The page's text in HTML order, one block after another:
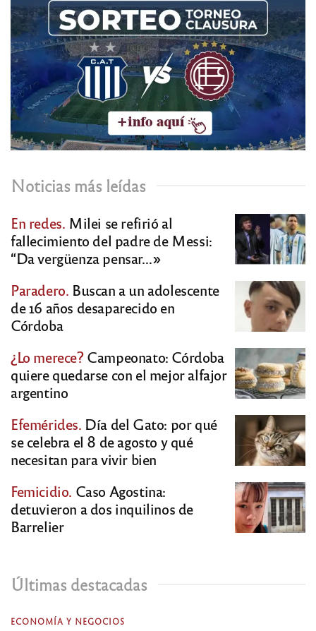
Noticias más leídas
En redes. Milei se refirió al
fallecimiento del padre de Messi:
“Da vergüenza pensar…»
Paradero. Buscan a un adolescente
de 16 años desaparecido en
Córdoba
¿Lo merece?Campeonato: Córdoba
quiere quedarse con el mejor alfajor
argentino
Efemérides. Día del Gato: por qué
se celebra el 8 de agosto y qué
necesitan para vivir bien
Femicidio. Caso Agostina:
detuvieron a dos inquilinos de
Barrelier
Últimas destacadas
ECONOMÍA Y NEGOCIOS